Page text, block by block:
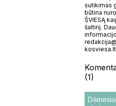
sutikimas
būtina
ŠVIESĄ
šaltinį.
(1)